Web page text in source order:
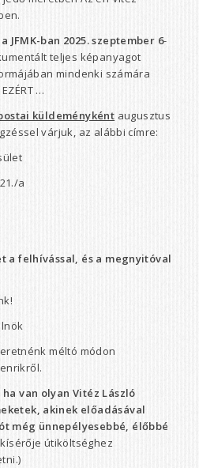
JFMK-ban 2025. szeptember 6-
teljes képanyagot
mindenki számára
…
küldeményként augusztus
várjuk, az alábbi címre:
a
a felhívással, és a megnyitóval
méltó módon
van olyan Vitéz László
akinek előadásával
még ünnepélyesebbé, élőbbé
útiköltséghez